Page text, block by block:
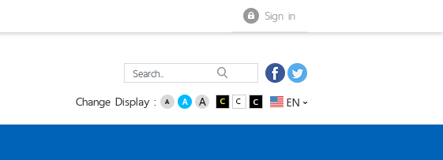
Sign in
Change Display : EN